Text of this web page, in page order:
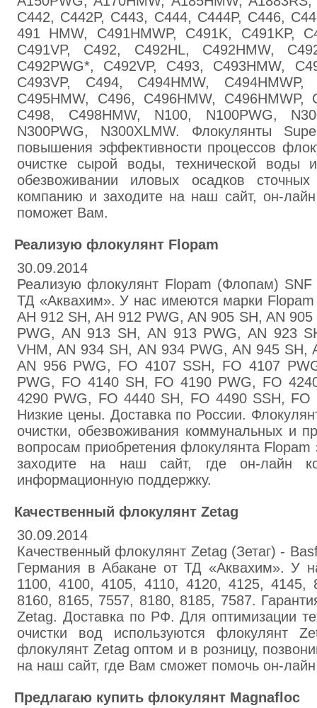
C442, C442P, C443, C444, C444P, C446,
491 HMW, C491HMWP, C491K, C491KP,
C491VP, C492, C492HL, C492HMW,
C492PWG*, C492VP, C493, C493HMW,
C493VP, C494, C494HMW,
C495HMW, C496, C496HMW, C496HMWP,
C498, C498HMW, N100, N100PWG,
N300PWG, N300XLMW. Флокулянты
повышения эффективности процессов
очистке сырой воды, технической воды
обезвоживании иловых осадков
компанию и заходите на наш сайт, он-лайн
поможет Вам.
Реализую флокулянт Flopam
30.09.2014
Реализую флокулянт Flopam (Флопам) SNF
ТД «Аквахим». У нас имеются марки
AН 912 SH, AН 912 PWG, AN 905 SH, AN
PWG, AN 913 SH, AN 913 PWG, AN 923
VHM, AN 934 SH, AN 934 PWG, AN 945 SH,
AN 956 PWG, FO 4107 SSH, FO 4107
PWG, FO 4140 SH, FO 4190 PWG, FO
4290 PWG, FO 4440 SH, FO 4490 SSH, FO
Низкие цены. Доставка по России.
очистки, обезвоживания коммунальных и
вопросам приобретения флокулянта
заходите на наш сайт, где он-лайн
информационную поддержку.
Качественный флокулянт Zetag
30.09.2014
Качественный флокулянт Zetag (Зетаг) -
Германия в Абакане от ТД «Аквахим». У
1100, 4100, 4105, 4110, 4120, 4125, 4145,
8160, 8165, 7557, 8180, 8185, 7587.
Zetag. Доставка по РФ. Для оптимизации
очистки вод используются флокулянт
флокулянт Zetag оптом и в розницу,
на наш сайт, где Вам сможет помочь он-лайн
Предлагаю купить флокулянт Magnafloc